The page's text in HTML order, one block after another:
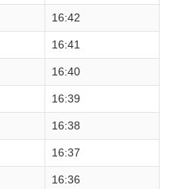
16:42
16:41
16:40
16:39
16:38
16:37
16:36